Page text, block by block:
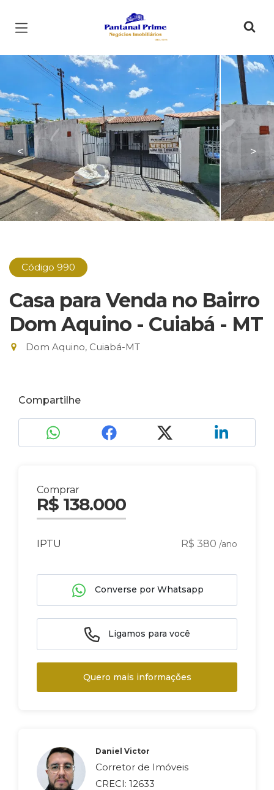
Página inicial
< >
Código 990
Casa para Venda no Bairro
Dom Aquino - Cuiabá - MT
Dom Aquino, Cuiabá-MT
Compartilhe
Comprar
R$ 138.000
IPTU R$ 380 /ano
Converse por Whatsapp
Ligamos para você
Quero mais informações
Daniel Victor
Corretor de Imóveis
CRECI: 12633